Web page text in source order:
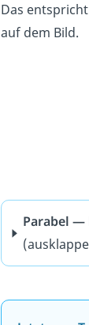
Das
auf dem Bild.
Parabel —